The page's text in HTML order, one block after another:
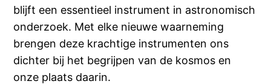
blijft een essentieel instrument in astronomisch
onderzoek. Met elke nieuwe waarneming
brengen deze krachtige instrumenten ons
dichter bij het begrijpen van de kosmos en
onze plaats daarin.